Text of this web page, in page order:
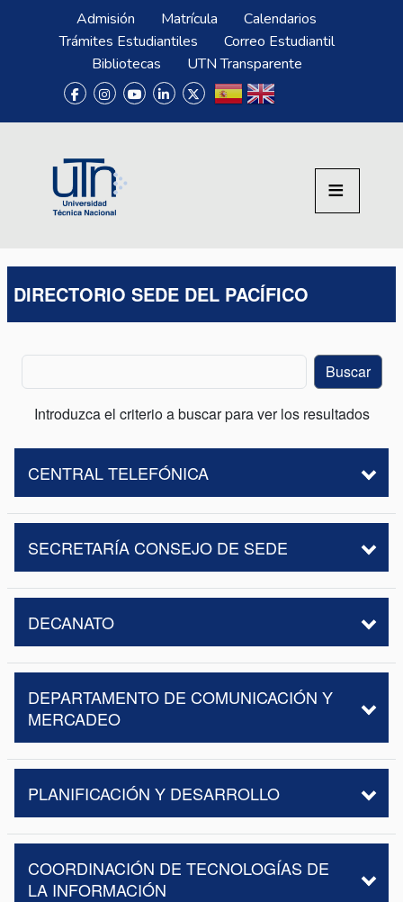
Pasar al contenido principal
Menú SuperiorAdmisión Matrícula
Calendarios
Trámites Estudiantiles
Correo Estudiantil
Bibliotecas
UTN Transparente
DIRECTORIO SEDE DEL PACÍFICO
Introduzca el criterio a buscar para ver los resultados
CENTRAL TELEFÓNICA
SECRETARÍA CONSEJO DE SEDE
DECANATO
DEPARTAMENTO DE COMUNICACIÓN Y
MERCADEO
PLANIFICACIÓN Y DESARROLLO
COORDINACIÓN DE TECNOLOGÍAS DE
LA INFORMACIÓN